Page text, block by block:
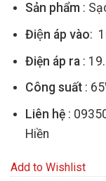
Sản phẩm :
Điện áp vào:
Điện áp ra:
Công suất:
Liên hệ:
Hiền
Add to Wishlist